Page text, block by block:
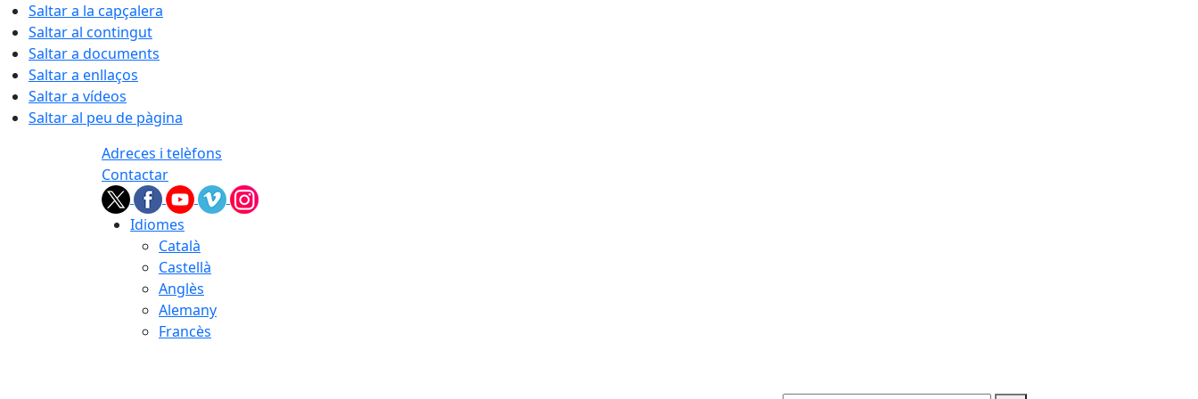
Saltar a la capçalera
Saltar al contingut
Saltar a documents
Saltar a enllaços
Saltar a vídeos
Saltar al peu de pàgina
Adreces i telèfons
Contactar
Idiomes
Català
Castellà
Anglès
Alemany
Francès